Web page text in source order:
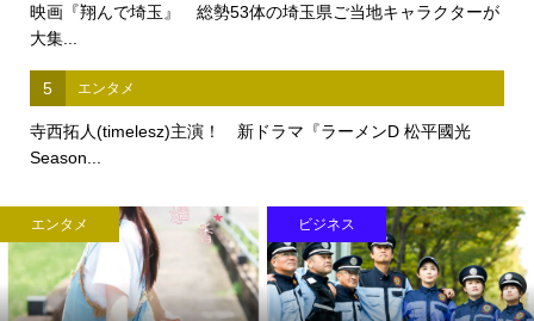
映画『翔んで埼玉』 総勢53体の埼玉県ご当地キャラクターが
大集...
5 エンタメ
寺西拓人(timelesz)主演！ 新ドラマ『ラーメンD 松平國光
Season...
エンタメ ビジネス